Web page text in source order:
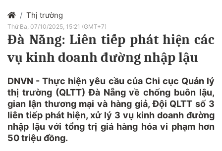
Thị trường
Thứ Ba, 07/10/2025, 15:21 (GMT+7)
Đà Nẵng: Liên tiếp phát hiện các
vụ kinh doanh đường nhập lậu
DNVN - Thực hiện yêu cầu của Chi cục Quản lý
thị trường (QLTT) Đà Nẵng về chống buôn lậu,
gian lận thương mại và hàng giả, Đội QLTT số 3
liên tiếp phát hiện, xử lý 3 vụ kinh doanh đường
nhập lậu với tổng trị giá hàng hóa vi phạm hơn
50 triệu đồng.